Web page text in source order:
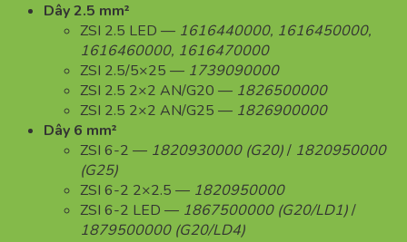
Dây 2.5 mm²
ZSI 2.5 LED — 1616440000, 1616450000,
1616460000, 1616470000
ZSI 2.5/5×25 — 1739090000
ZSI 2.5 2×2 AN/G20 — 1826500000
ZSI 2.5 2×2 AN/G25 — 1826900000
Dây 6 mm²
ZSI 6-2 — 1820930000 (G20)/ 1820950000
(G25)
ZSI 6-2 2×2.5 — 1820950000
ZSI 6-2 LED — 1867500000 (G20/LD1)/
1879500000 (G20/LD4)